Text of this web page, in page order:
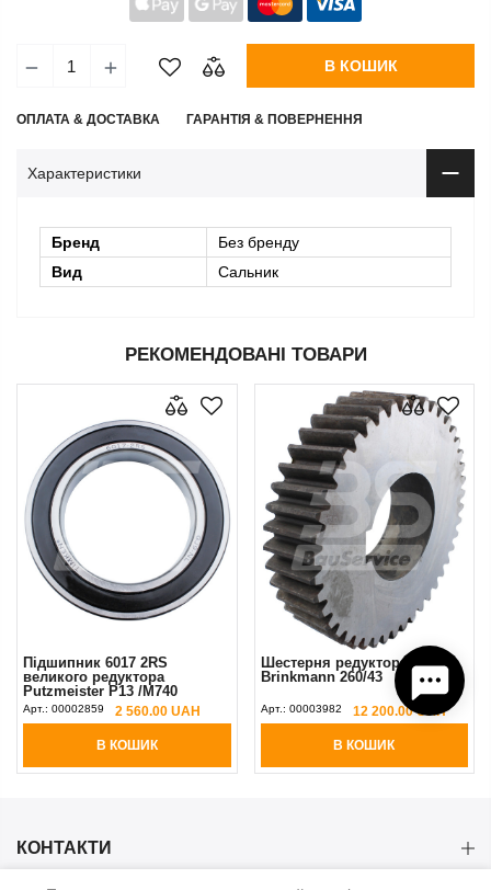
В КОШИК
ОПЛАТА & ДОСТАВКА ГАРАНТІЯ & ПОВЕРНЕННЯ
Характеристики
Бренд
Без бренду
Вид
Сальник
РЕКОМЕНДОВАНІ ТОВАРИ
Підшипник 6017 2RS
великого редуктора
Putzmeister P13 /М740
Арт.: 00002859 2 560.00 UAH
В КОШИК
Шестерня редуктора Z-44
Brinkmann 260/43
Арт.: 00003982 12 200.00 UAH
В КОШИК
КОНТАКТИ